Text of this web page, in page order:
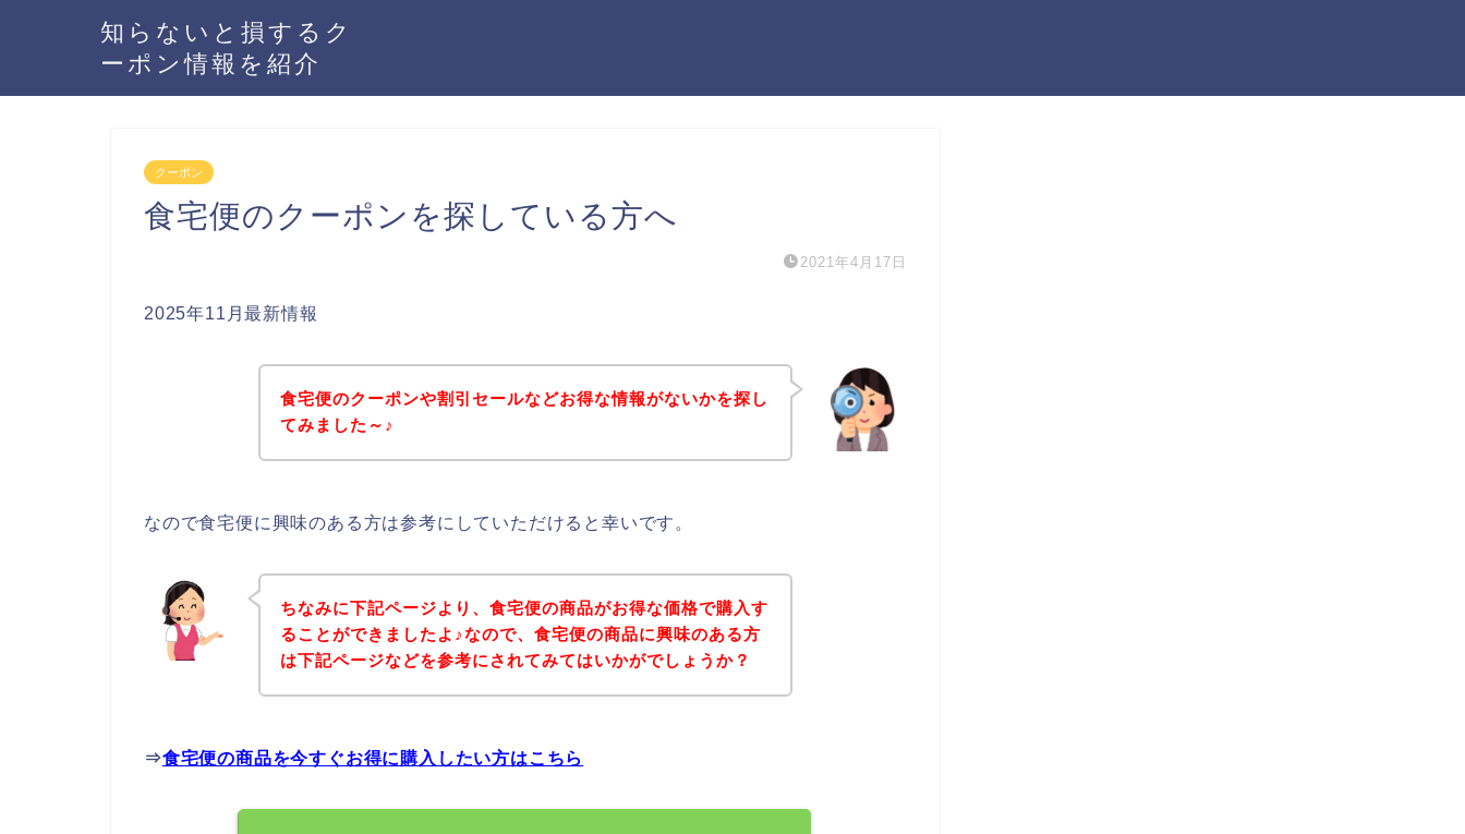
知らないと損するク
ーポン情報を紹介
クーポン
食宅便のクーポンを探している方へ
2021年4月17日
2025年11月最新情報
食宅便のクーポンや割引セールなどお得な情報がないかを探し
てみました～♪
なので食宅便に興味のある方は参考にしていただけると幸いです。
ちなみに下記ページより、食宅便の商品がお得な価格で購入す
ることができましたよ♪なので、食宅便の商品に興味のある方
は下記ページなどを参考にされてみてはいかがでしょうか？
⇒食宅便の商品を今すぐお得に購入したい方はこちら